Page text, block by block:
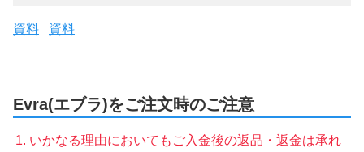
資料 資料
Evra(エブラ)をご注文時のご注意
いかなる理由においてもご入金後の返品・返金は承れ